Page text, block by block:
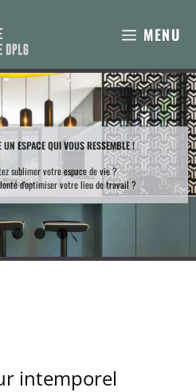
MENU
ESPACE QUI VOUS RESSEMBLE !
sublimer votre espace de vie ?
d'optimiser votre lieu de travail ?
intemporel